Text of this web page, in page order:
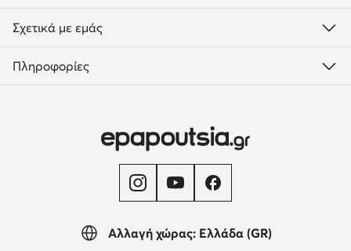
Αλλαγή χώρας: Ελλάδα (GR)
Σχετικά με εμάς
Πληροφορίες